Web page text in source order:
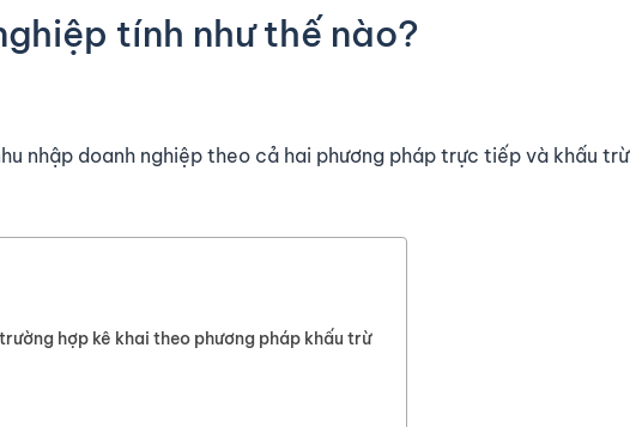
tính như thế nào?
nhập doanh nghiệp theo cả hai phương pháp trực tiếp và khấu trừ
hợp kê khai theo phương pháp khấu trừ